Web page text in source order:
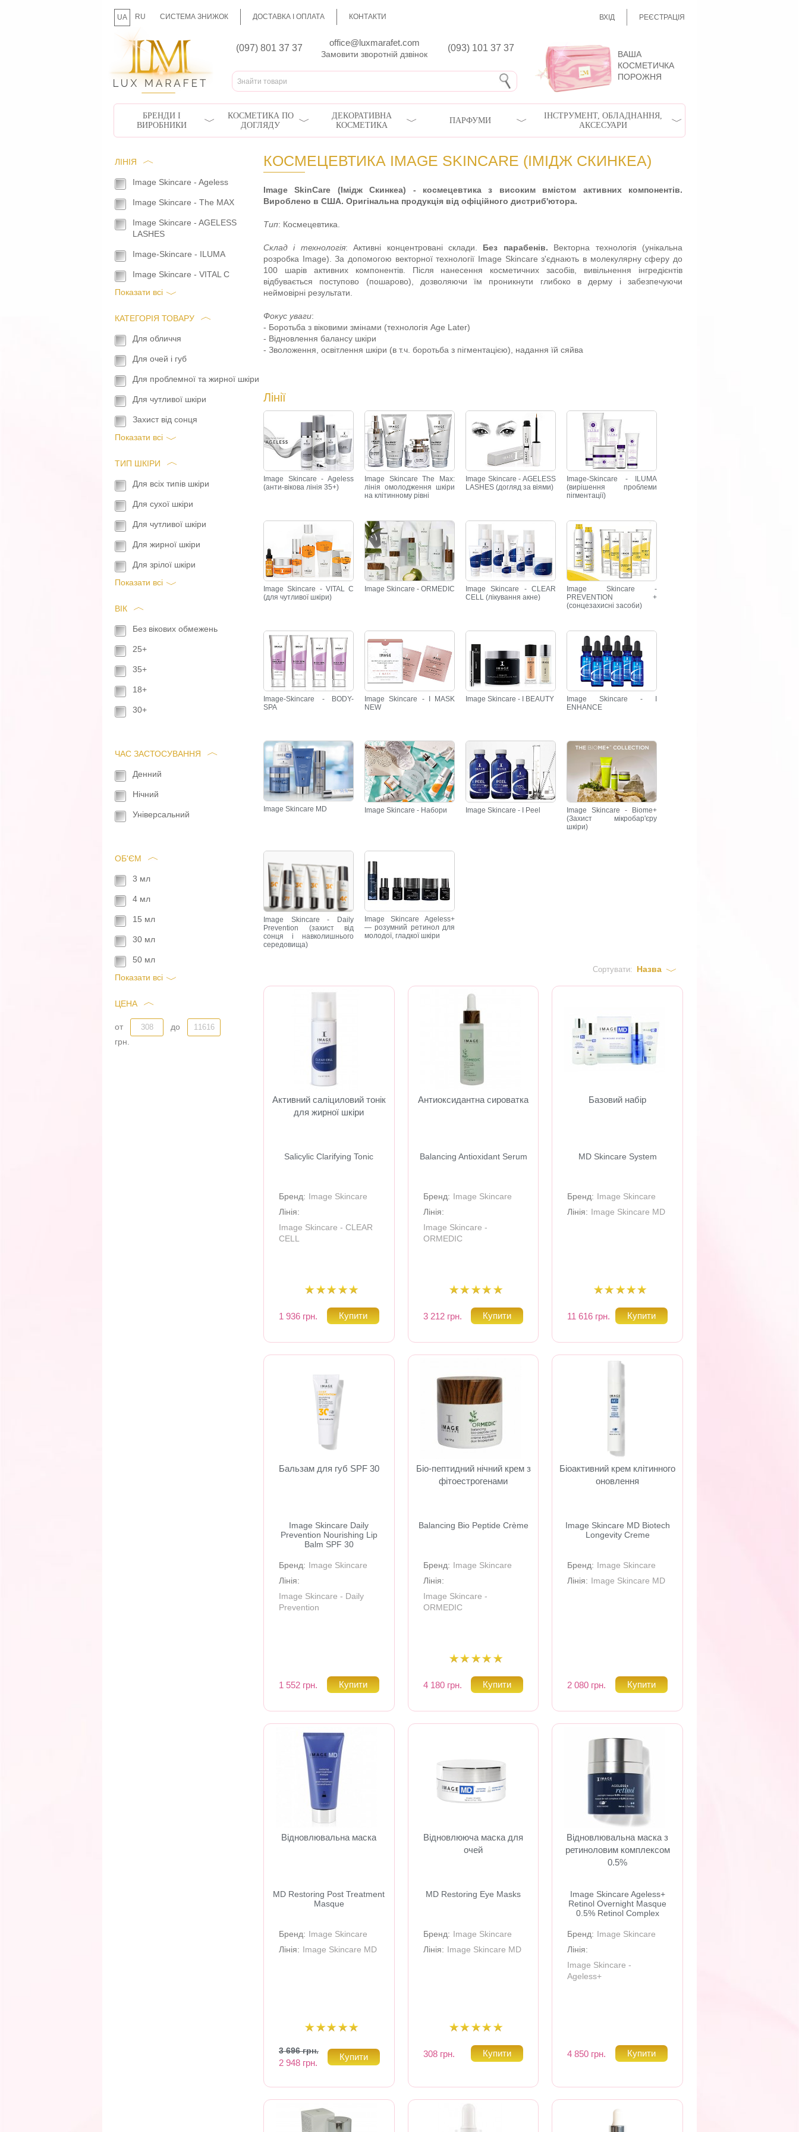
UA RU СИСТЕМА ЗНИЖОК ДОСТАВКА І ОПЛАТА КОНТАКТИ ВХІД РЕЄСТРАЦІЯ
(097) 801 37 37
office@luxmarafet.com
(093) 101 37 37
Замовити зворотній дзвінок
ВАША
КОСМЕТИЧКА
ПОРОЖНЯ
БРЕНДИ І
ВИРОБНИКИ
КОСМЕТИКА ПО
ДОГЛЯДУ
ДЕКОРАТИВНА
КОСМЕТИКА
ПАРФУМИ
ІНСТРУМЕНТ, ОБЛАДНАННЯ,
АКСЕСУАРИ
ЛІНІЯ
Image Skincare - Ageless
Image Skincare - The MAX
Image Skincare - AGELESS
LASHES
Image-Skincare - ILUMA
Image Skincare - VITAL C
Показати всi
КАТЕГОРІЯ ТОВАРУ
Для обличчя
Для очей і губ
Для проблемної та жирної шкіри
Для чутливої шкіри
Захист від сонця
Показати всi
ТИП ШКІРИ
Для всіх типів шкіри
Для сухої шкіри
Для чутливої шкіри
Для жирної шкіри
Для зрілої шкіри
Показати всi
ВІК
Без вікових обмежень
25+
35+
18+
30+
ЧАС ЗАСТОСУВАННЯ
Денний
Нічний
Універсальний
ОБ'ЄМ
3 мл
4 мл
15 мл
30 мл
50 мл
Показати всi
ЦЕНА
от
до
грн.
КОСМЕЦЕВТИКА IMAGE SKINCARE (ІМІДЖ СКИНКЕА)
Image SkinCare (Імідж Скинкеа) - космецевтика з високим вмістом активних компонентів.
Вироблено в США. Оригінальна продукція від офіційного дистриб'ютора.
Тип: Космецевтика.
Склад і технологія: Активні концентровані склади. Без парабенів. Векторна технологія (унікальна
розробка Image). За допомогою векторної технології Image Skincare з'єднають в молекулярну сферу до
100 шарів активних компонентів. Після нанесення косметичних засобів, вивільнення інгредієнтів
відбувається поступово (пошарово), дозволяючи їм проникнути глибоко в дерму і забезпечуючи
неймовірні результати.
Фокус уваги:
- Боротьба з віковими змінами (технологія Age Later)
- Відновлення балансу шкіри
- Зволоження, освітлення шкіри (в т.ч. боротьба з пігментацією), надання їй сяйва
Лінії
Image Skincare - Ageless
(анти-вікова лінія 35+)
Image Skincare The Max:
лінія омолодження шкіри
на клітинному рівні
Image Skincare - AGELESS
LASHES (догляд за віями)
Image-Skincare - ILUMA
(вирішення проблеми
пігментації)
Image Skincare - VITAL C
(для чутливої шкіри)
Image Skincare - ORMEDIC
Image Skincare - CLEAR
CELL (лікування акне)
Image Skincare -
PREVENTION +
(сонцезахисні засоби)
Image-Skincare - BODY-
SPA
Image Skincare - I MASK
NEW
Image Skincare - I BEAUTY
Image Skincare - I
ENHANCE
Image Skincare MD Image Skincare - Набори Image Skincare - I Peel
Image Skincare - Biome+
(Захист мікробар'єру
шкіри)
Image Skincare - Daily
Prevention (захист від
сонця і навколишнього
середовища)
Image Skincare Ageless+
— розумний ретинол для
молодої, гладкої шкіри
Сортувати: Назва
Активний саліциловий тонік
для жирної шкіри
Salicylic Clarifying Tonic
Бренд: Image Skincare
Лінія:
Image Skincare - CLEAR
CELL
1 936 грн.
Антиоксидантна сироватка
Balancing Antioxidant Serum
Бренд: Image Skincare
Лінія:
Image Skincare -
ORMEDIC
3 212 грн.
Базовий набір
MD Skincare System
Бренд: Image Skincare
Лінія: Image Skincare MD
11 616 грн.
Бальзам для губ SPF 30
Image Skincare Daily
Prevention Nourishing Lip
Balm SPF 30
Бренд: Image Skincare
Лінія:
Image Skincare - Daily
Prevention
1 552 грн.
Біо-пептидний нічний крем з
фітоестрогенами
Balancing Bio Peptide Crème
Бренд: Image Skincare
Лінія:
Image Skincare -
ORMEDIC
4 180 грн.
Біоактивний крем клітинного
оновлення
Image Skincare MD Biotech
Longevity Creme
Бренд: Image Skincare
Лінія: Image Skincare MD
2 080 грн.
Відновлювальна маска
MD Restoring Post Treatment
Masque
Бренд: Image Skincare
Лінія: Image Skincare MD
3 696 грн.
2 948 грн.
Відновлююча маска для
очей
MD Restoring Eye Masks
Бренд: Image Skincare
Лінія: Image Skincare MD
308 грн.
Відновлювальна маска з
ретиноловим комплексом
0.5%
Image Skincare Ageless+
Retinol Overnight Masque
0.5% Retinol Complex
Бренд: Image Skincare
Лінія:
Image Skincare -
Ageless+
4 850 грн.